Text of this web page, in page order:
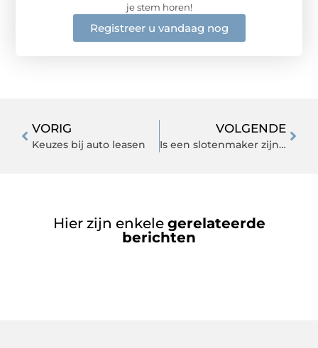
je stem horen!
Registreer u vandaag nog
VORIG
Keuzes bij auto leasen
VOLGENDE
Is een slotenmaker zijn geld waard?
Hier zijn enkele gerelateerde
berichten